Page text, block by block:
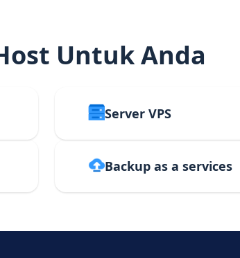
Untuk Anda
Server VPS
Backup as a services